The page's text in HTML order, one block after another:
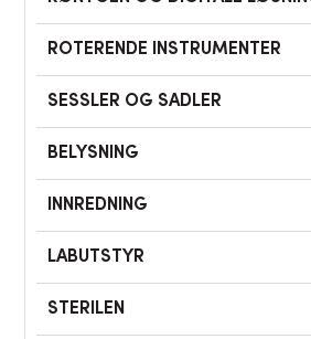
ROTERENDE INSTRUMENTER
SESSLER OG SADLER
BELYSNING
INNREDNING
LABUTSTYR
STERILEN